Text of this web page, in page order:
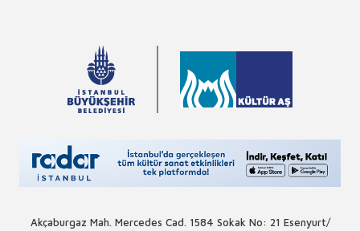
Akçaburgaz Mah. Mercedes Cad. 1584 Sokak No: 21 Esenyurt/